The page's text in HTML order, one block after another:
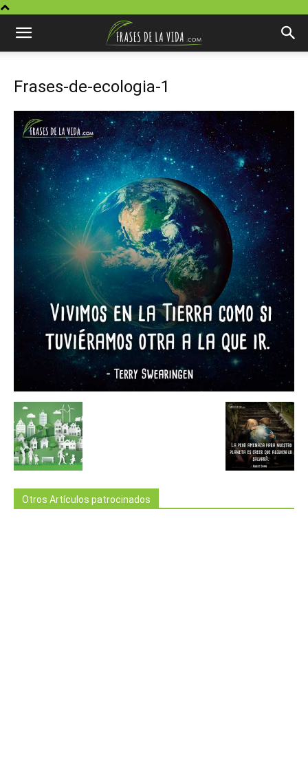
Frases-de-ecologia-1
Otros Artículos patrocinados